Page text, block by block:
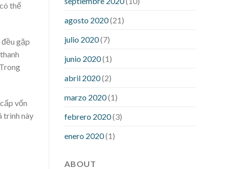
thể
gặp
vốn
trình này
hour after eatingwhat to do when
diabetic blood sugar is high
agosto 2020(21)
julio 2020(7)
junio 2020(1)
abril 2020(2)
marzo 2020(1)
febrero 2020(3)
enero 2020(1)
ABOUT